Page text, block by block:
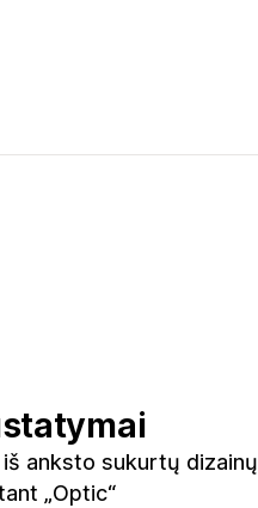
anksto sukurtų dizainų
„Optic“